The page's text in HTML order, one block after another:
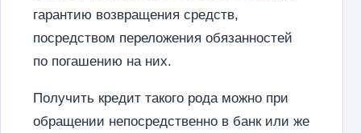
гарантию возвращения средств,
посредством переложения обязанностей
по погашению на них.
Получить кредит такого рода можно при
обращении непосредственно в банк или же